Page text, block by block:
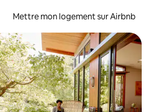
Mettre mon logement sur Airbnb